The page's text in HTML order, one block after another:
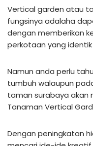
Vertical garden atau
fungsinya adalaha
dengan memberikan
perkotaan yang
Namun anda perlu
tumbuh walaupun
taman surabaya akan
Tanaman Vertical
Dengan peningkatan